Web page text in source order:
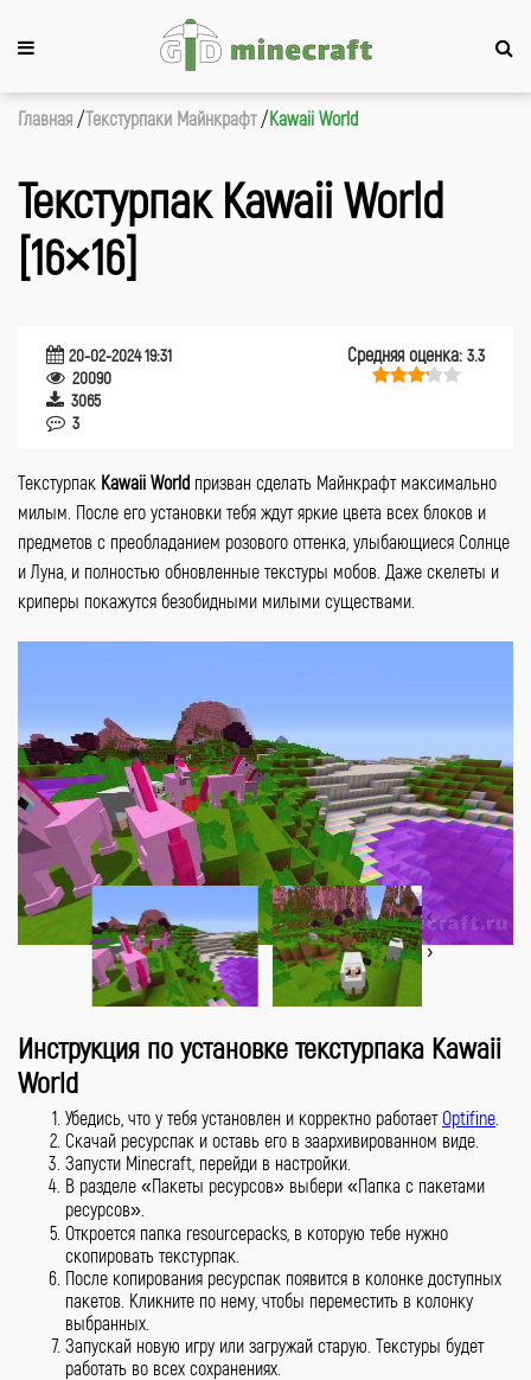
Главная Текстурпаки Майнкрафт Kawaii World
Текстурпак Kawaii World
[16×16]
20-02-2024 19:31
20090
3065
3
Средняя оценка: 3.3
Текстурпак Kawaii World призван сделать Майнкрафт максимально
милым. После его установки тебя ждут яркие цвета всех блоков и
предметов с преобладанием розового оттенка, улыбающиеся Солнце
и Луна, и полностью обновленные текстуры мобов. Даже скелеты и
криперы покажутся безобидными милыми существами.
‹
›
Инструкция по установке текстурпака Kawaii
World
Убедись, что у тебя установлен и корректно работает Optifine
Скачай ресурспак и оставь его в заархивированном виде.
Запусти Minecraft, перейди в настройки.
В разделе «Пакеты ресурсов» выбери «Папка с пакетами
ресурсов».
Откроется папка resourcepacks, в которую тебе нужно
скопировать текстурпак.
После копирования ресурспак появится в колонке доступных
пакетов. Кликните по нему, чтобы переместить в колонку
выбранных.
Запускай новую игру или загружай старую. Текстуры будет
работать во всех сохранениях.